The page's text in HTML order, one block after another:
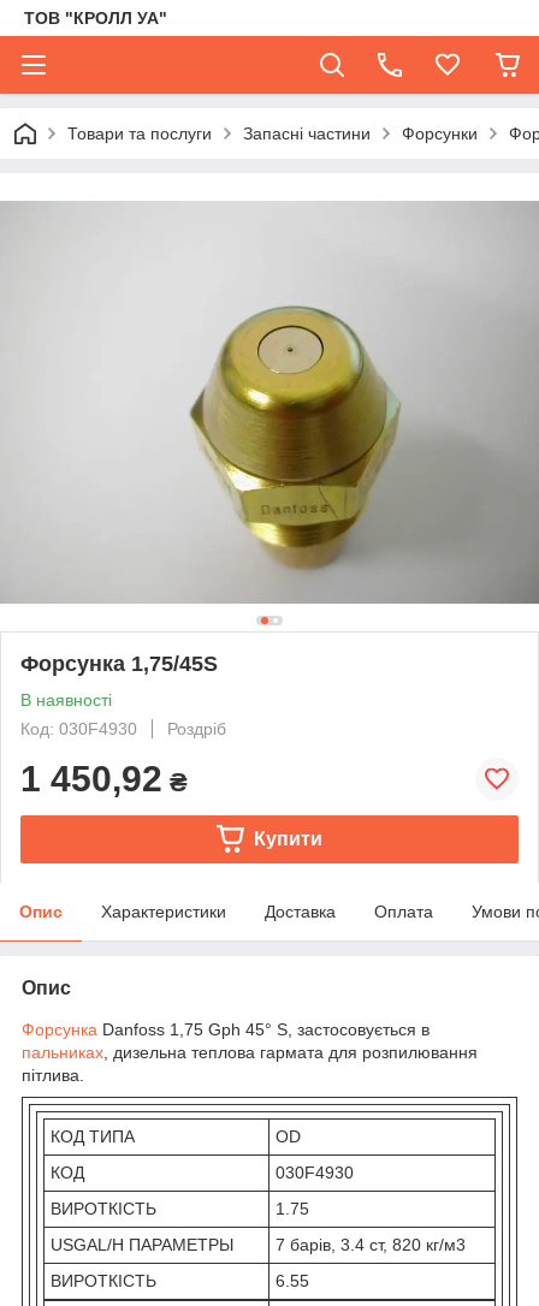
ТОВ "КРОЛЛ УА"
Товари та послуги Запасні частини Форсунки
Форсунка 1,75/45S
В наявності
Код: 030F4930
Роздріб
1 450,92 ₴
Купити
Опис Характеристики Доставка Оплата Умови
Опис
Форсунка Danfoss 1,75 Gph 45° S, застосовується в
пальниках , дизельна теплова гармата для розпилювання
пітлива.
КОД ТИПА
OD
КОД
030F4930
ВИРОТКІСТЬ
1.75
USGAL/H ПАРАМЕТРЫ
7 барів, 3.4 ст, 820 кг/м3
ВИРОТКІСТЬ
6.55